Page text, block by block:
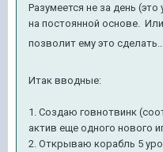
Разумеется не за день
на постоянной основе.
позволит ему это
Итак вводные:
1. Создаю говнотвинк
актив еще одного нового
2. Открываю корабль 5